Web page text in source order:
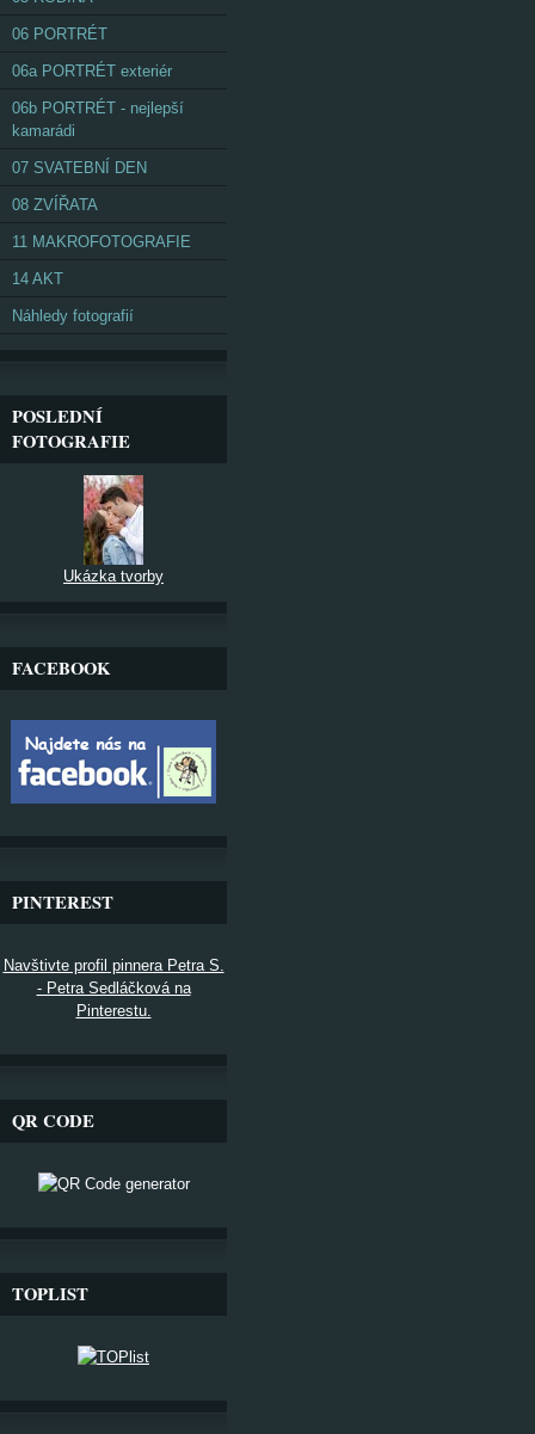
06 PORTRÉT
06a PORTRÉT exteriér
06b PORTRÉT - nejlepší
kamarádi
07 SVATEBNÍ DEN
08 ZVÍŘATA
11 MAKROFOTOGRAFIE
14 AKT
Náhledy fotografií
POSLEDNÍ
FOTOGRAFIE
Ukázka tvorby
FACEBOOK
PINTEREST
Navštivte profil pinnera Petra S.
- Petra Sedláčková na
Pinterestu.
QR CODE
TOPLIST